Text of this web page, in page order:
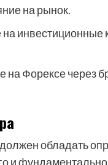
на рынок.
инвестиционные
Форексе через
должен обладать
и